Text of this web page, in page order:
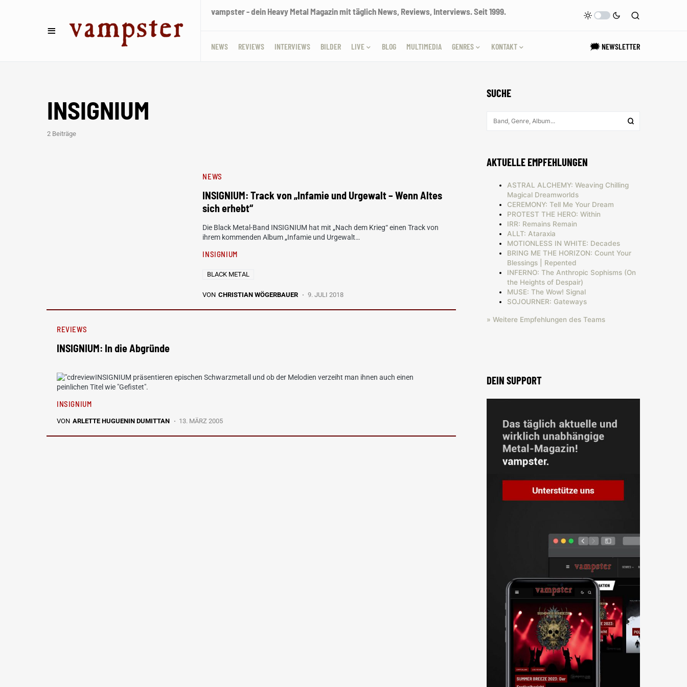
vampster - dein Heavy Metal Magazin mit täglich News, Reviews, Interviews. Seit 1999.
NEWS REVIEWS INTERVIEWS BILDER LIVE BLOG MULTIMEDIA GENRES KONTAKT 🗯 NEWSLETTER
INSIGNIUM
2 Beiträge
NEWS
INSIGNIUM: Track von „Infamie und Urgewalt – Wenn Altes
sich erhebt“
Die Black Metal-Band INSIGNIUM hat mit „Nach dem Krieg“ einen Track von
ihrem kommenden Album „Infamie und Urgewalt…
INSIGNIUM
BLACK METAL
VON CHRISTIAN WÖGERBAUER 9. JULI 2018
REVIEWS
INSIGNIUM: In die Abgründe
INSIGNIUM präsentieren epischen Schwarzmetall und ob der Melodien verzeiht man ihnen auch einen
peinlichen Titel wie "Gefistet".
INSIGNIUM
VON ARLETTE HUGUENIN DUMITTAN 13. MÄRZ 2005
SUCHE
AKTUELLE EMPFEHLUNGEN
ASTRAL ALCHEMY: Weaving Chilling
Magical Dreamworlds
CEREMONY: Tell Me Your Dream
PROTEST THE HERO: Within
IRR: Remains Remain
ALLT: Ataraxia
MOTIONLESS IN WHITE: Decades
BRING ME THE HORIZON: Count Your
Blessings | Repented
INFERNO: The Anthropic Sophisms (On
the Heights of Despair)
MUSE: The Wow! Signal
SOJOURNER: Gateways
» Weitere Empfehlungen des Teams
DEIN SUPPORT